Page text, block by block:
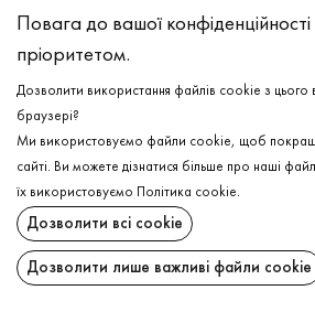
Бавовна - 100%
Прання в теплій воді (до 40°С)
Відбілювання заборонено
Прасувати при високій
Можна віджимати і сушити в
Хімчистка дозволена
ДОСТАВКА
ПОВЕРНЕННЯ
Повага до вашої
пріоритетом.
Дозволити використання файлів cookie з цього
браузері?
Ми використовуємо файли cookie, щоб
сайті. Ви можете дізнатися більше про наші
їх використовуємо
Політика cookie.
Дозволити всі cookie
Дозволити лише важливі файли cookie